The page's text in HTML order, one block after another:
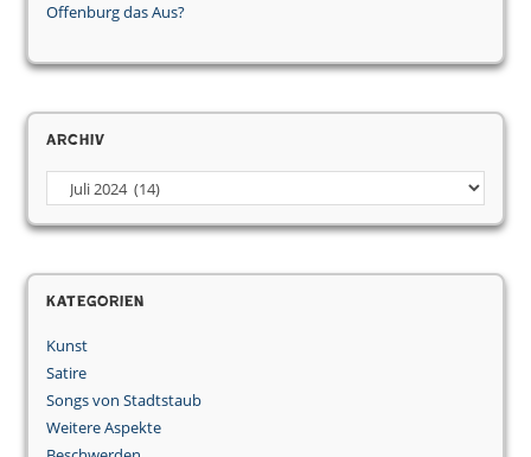
Offenburg das Aus?
Archiv
Archiv
Kategorien
Kunst
Satire
Songs von Stadtstaub
Weitere Aspekte